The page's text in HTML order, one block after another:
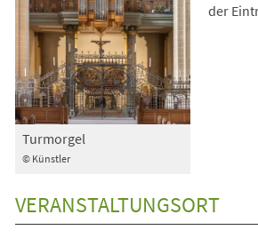
© Künstler
Turmorgel
der
VERANSTALTUNGSORT